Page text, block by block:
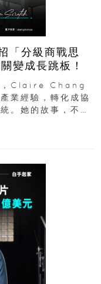
「分級商戰思
變成長跳板！
，Claire Chang
業經驗，轉化成協
。她的故事，不只